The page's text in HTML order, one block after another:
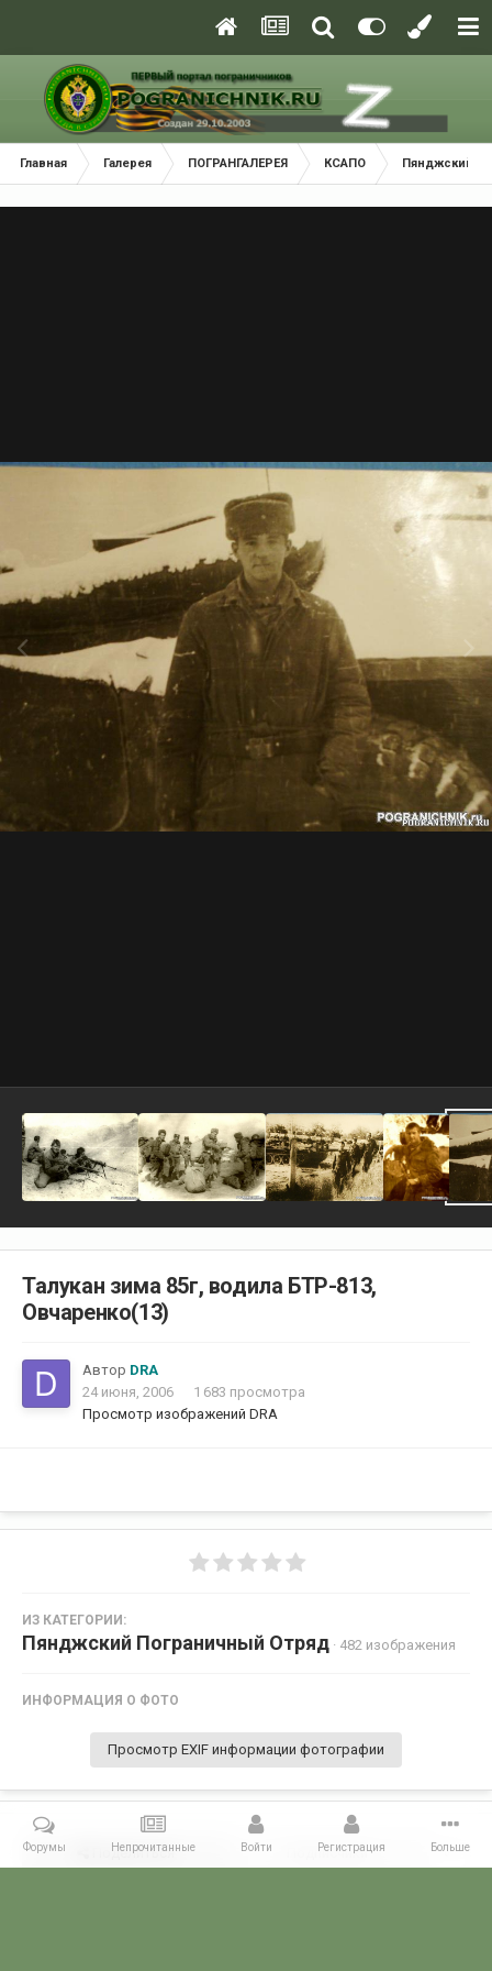
Главная Галерея ПОГРАНГАЛЕРЕЯ КСАПО Пянджский
Талукан зима 85г, водила БТР-813,
Овчаренко(13)
Автор DRA
24 июня, 2006
1 683 просмотра
Просмотр изображений DRA
ИЗ КАТЕГОРИИ:
Пянджский Пограничный Отряд · 482 изображения
ИНФОРМАЦИЯ О ФОТО
Просмотр EXIF информации фотографии
Поделиться Подписчики 0
Форумы Непрочитанные Войти Регистрация Больше